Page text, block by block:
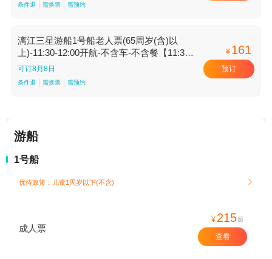
条件退 需换票 需预约
漓江三星游船1号船老人票(65周岁(含)以
上)-11:30-12:00开航-不含车-不含餐【11:30-
12:00开航 不含车 不含餐】
可订8月8日
条件退 需换票 需预约
¥ 161
预订
游船
1号船
优待政策：儿童1周岁以下(不含) 
成人票
¥ 215起
查看